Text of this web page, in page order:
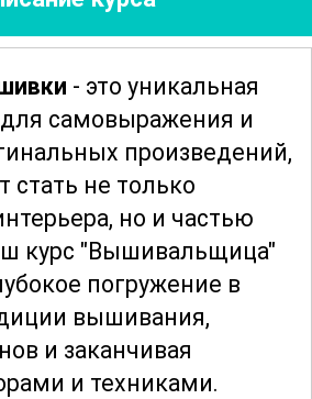
- это уникальная
самовыражения и
произведений,
стать не только
но и частью
курс "Вышивальщица"
погружение в
вышивания,
и заканчивая
и техниками.